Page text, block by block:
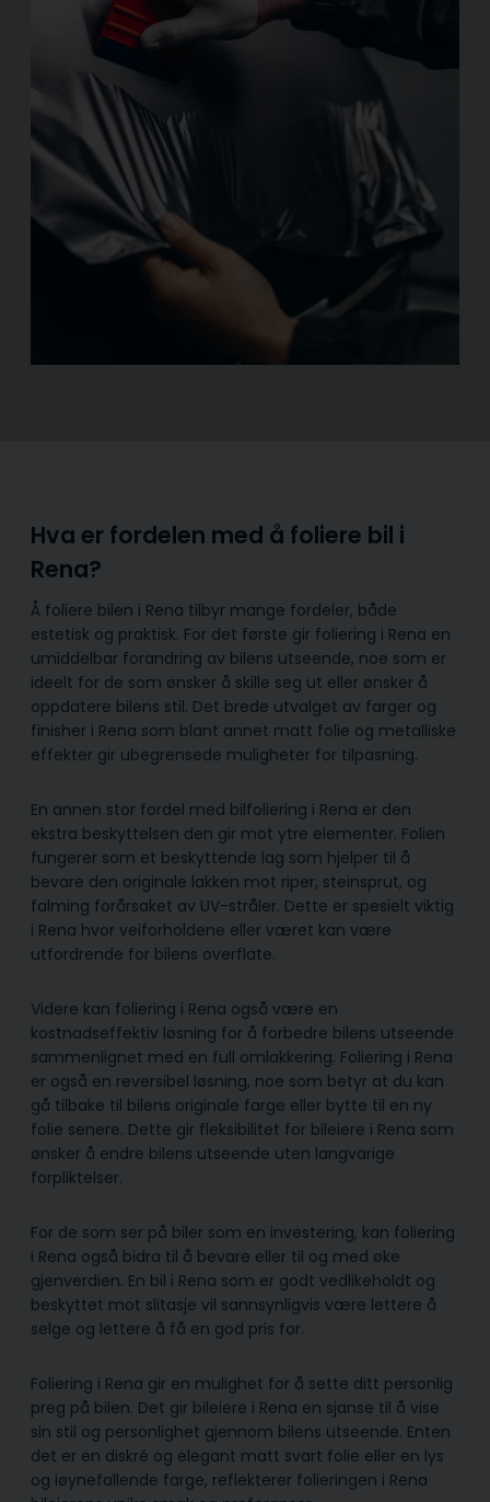
Hva er fordelen med å foliere bil i
Rena?
Å foliere bilen i Rena tilbyr mange fordeler, både
estetisk og praktisk. For det første gir foliering i Rena en
umiddelbar forandring av bilens utseende, noe som er
ideelt for de som ønsker å skille seg ut eller ønsker å
oppdatere bilens stil. Det brede utvalget av farger og
finisher i Rena som blant annet matt folie og metalliske
effekter gir ubegrensede muligheter for tilpasning.
En annen stor fordel med bilfoliering i Rena er den
ekstra beskyttelsen den gir mot ytre elementer. Folien
fungerer som et beskyttende lag som hjelper til å
bevare den originale lakken mot riper, steinsprut, og
falming forårsaket av UV-stråler. Dette er spesielt viktig
i Rena hvor veiforholdene eller været kan være
utfordrende for bilens overflate.
Videre kan foliering i Rena også være en
kostnadseffektiv løsning for å forbedre bilens utseende
sammenlignet med en full omlakkering. Foliering i Rena
er også en reversibel løsning, noe som betyr at du kan
gå tilbake til bilens originale farge eller bytte til en ny
folie senere. Dette gir fleksibilitet for bileiere i Rena som
ønsker å endre bilens utseende uten langvarige
forpliktelser.
For de som ser på biler som en investering, kan foliering
i Rena også bidra til å bevare eller til og med øke
gjenverdien. En bil i Rena som er godt vedlikeholdt og
beskyttet mot slitasje vil sannsynligvis være lettere å
selge og lettere å få en god pris for.
Foliering i Rena gir en mulighet for å sette ditt personlig
preg på bilen. Det gir bileiere i Rena en sjanse til å vise
sin stil og personlighet gjennom bilens utseende. Enten
det er en diskré og elegant matt svart folie eller en lys
og iøynefallende farge, reflekterer folieringen i Rena